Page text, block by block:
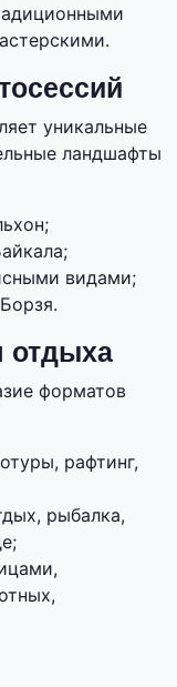
уникальные
ландшафты
видами;
отдыха
форматов
рафтинг,
рыбалка,